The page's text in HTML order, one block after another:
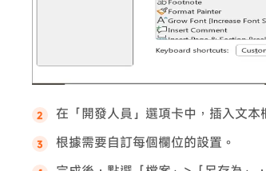
在「開發人員」選項卡中，插入文
根據需要自訂每個欄位的設置。